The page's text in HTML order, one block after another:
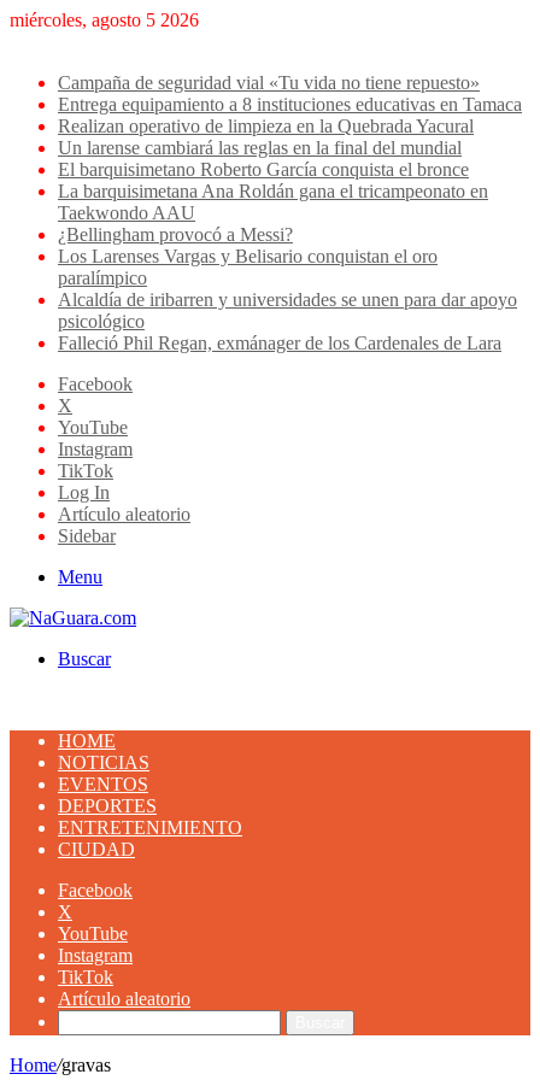
miércoles, agosto 5 2026
Campaña de seguridad vial «Tu vida no tiene repuesto»
Entrega equipamiento a 8 instituciones educativas en Tamaca
Realizan operativo de limpieza en la Quebrada Yacural
Un larense cambiará las reglas en la final del mundial
El barquisimetano Roberto García conquista el bronce
La barquisimetana Ana Roldán gana el tricampeonato en
Taekwondo AAU
¿Bellingham provocó a Messi?
Los Larenses Vargas y Belisario conquistan el oro
paralímpico
Alcaldía de iribarren y universidades se unen para dar apoyo
psicológico
Falleció Phil Regan, exmánager de los Cardenales de Lara
Facebook
X
YouTube
Instagram
TikTok
Log In
Artículo aleatorio
Sidebar
Menu
Buscar
HOME
NOTICIAS
EVENTOS
DEPORTES
ENTRETENIMIENTO
CIUDAD
Facebook
X
YouTube
Instagram
TikTok
Artículo aleatorio
Home/gravas